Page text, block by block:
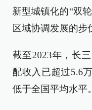
新型城镇化的“双
区域协调发展的步
截至2023年，长
配收入已超过5.6
低于全国平均水平。